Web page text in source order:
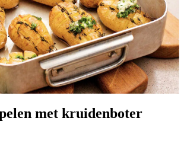
met kruidenboter